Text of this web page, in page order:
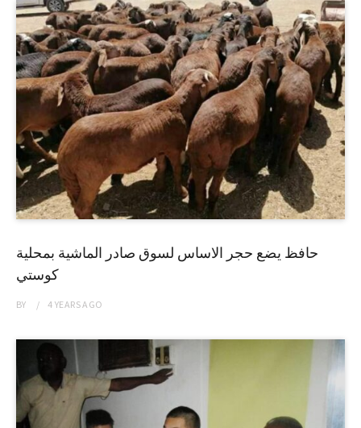
حافظ يضع حجر الاساس لسوق صادر الماشية بمحلية
كوستي
BY 4 YEARSAGO